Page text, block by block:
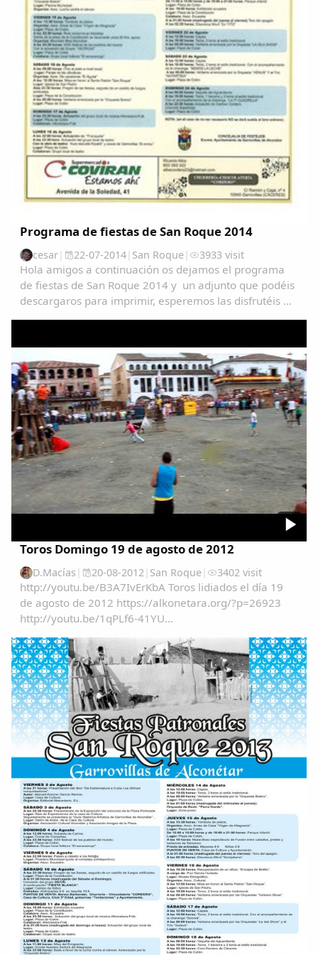
Programa de fiestas de San Roque 2014
cesar| 22-07-2014| San Roque| 3933 visit
Hola amigos a continuación os dejamos el programa
de fiestas de San Roque 2014 y un adjunto que podéis
descargaros para imprimir, esperemos las disfrutéis
tod@s:SÁBADO 9 de Agosto.A las 22:00 horas: Paseo a
Toros Domingo 19 de agosto de 2012
D.Macías | 20-08-2012| San Roque| 3402 visit
http://youtu.be/B3A7IvErKbA Toros lidiados el día 19
de agosto de 2012 https://alkonetara.org/?p=26923
http://youtu.be/1qPLf6-41YU
http://youtu.be/DZIdw3VTLFk...